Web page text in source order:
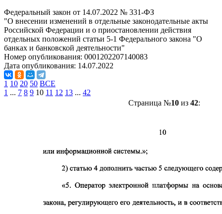
Федеральный закон от 14.07.2022 № 331-ФЗ
"О внесении изменений в отдельные законодательные акты
Российской Федерации и о приостановлении действия
отдельных положений статьи 5-1 Федерального закона "О
банках и банковской деятельности"
Номер опубликования: 0001202207140083
Дата опубликования: 14.07.2022
1 10 20 50 ВСЕ
1 ... 7 8 9 10 11 12 13 ... 42
Страница №10из 42: